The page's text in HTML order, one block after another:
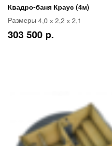
Квадро-баня Краус (4м)
Размеры 4,0 х 2,2 х 2,1
303 500 p.